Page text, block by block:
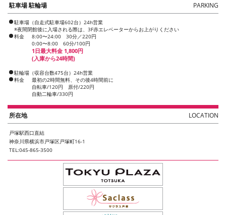
駐車場 駐輪場 PARKING
駐車場（自走式駐車場602台）24h営業
※夜間閉館後に入場される際は、3F赤エレベーターからお上がりください
料金
8:00〜24:00 30分／220円
0:00〜8:00 60分/100円
1日最大料金 1,800円
(入庫から24時間)
駐輪場（収容台数475台）24h営業
料金
最初の2時間無料、その後4時間前に
自転車/120円 原付/220円
自動二輪車/330円
所在地 LOCATION
戸塚駅西口直結
神奈川県横浜市戸塚区戸塚町16-1
TEL:045-865-3500